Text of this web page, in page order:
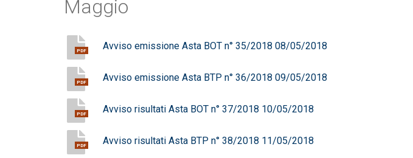
Maggio
PDF Avviso emissione Asta BOT n° 35/2018 08/05/2018
PDF Avviso emissione Asta BTP n° 36/2018 09/05/2018
PDF Avviso risultati Asta BOT n° 37/2018 10/05/2018
PDF Avviso risultati Asta BTP n° 38/2018 11/05/2018